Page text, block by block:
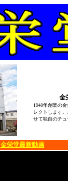
金
1948年創業の
レクトします
せて独自のチ
金栄堂最新動画